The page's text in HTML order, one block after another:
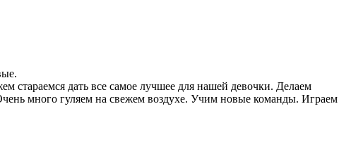
стараемся дать все самое лучшее для нашей девочки. Делаем
много гуляем на свежем воздухе. Учим новые команды. Играем